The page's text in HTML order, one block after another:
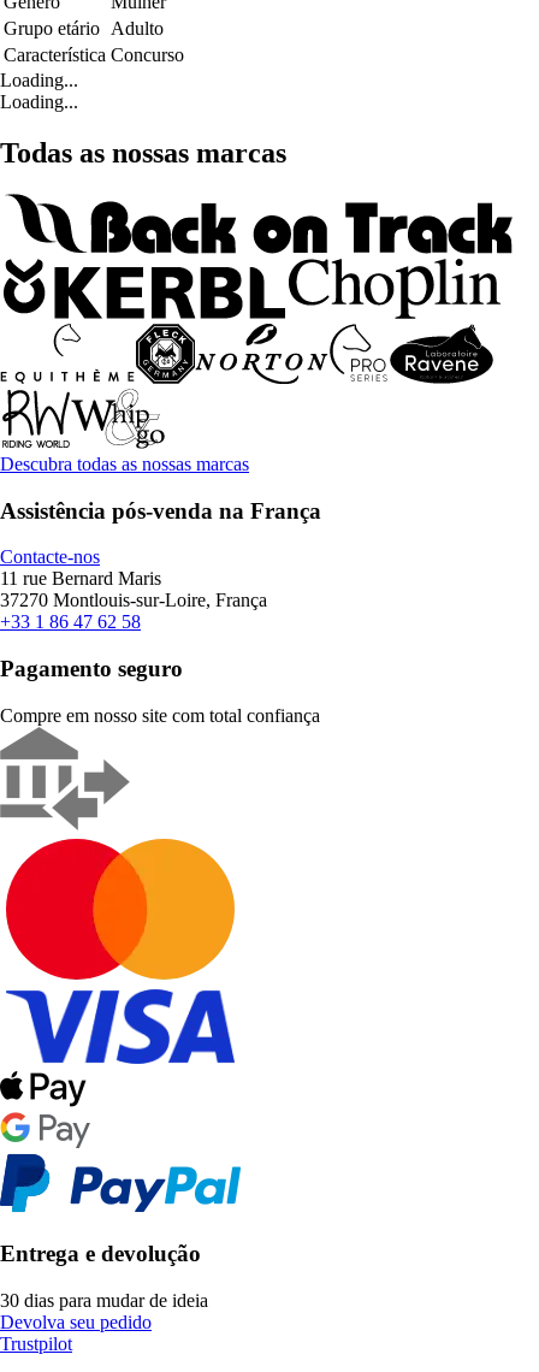
Grupo etário Adulto
Característica Concurso
Loading...
Loading...
Todas as nossas marcas
Descubra todas as nossas marcas
Assistência pós-venda na França
Contacte-nos
11 rue Bernard Maris
37270 Montlouis-sur-Loire, França
+33 1 86 47 62 58
Pagamento seguro
Compre em nosso site com total confiança
Entrega e devolução
30 dias para mudar de ideia
Devolva seu pedido
Trustpilot